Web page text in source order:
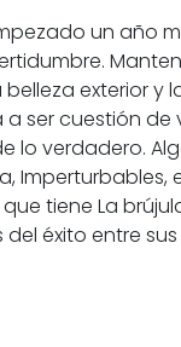
un año
belleza exterior y
a ser cuestión de
lo verdadero.
Imperturbables,
que tiene La
del éxito entre